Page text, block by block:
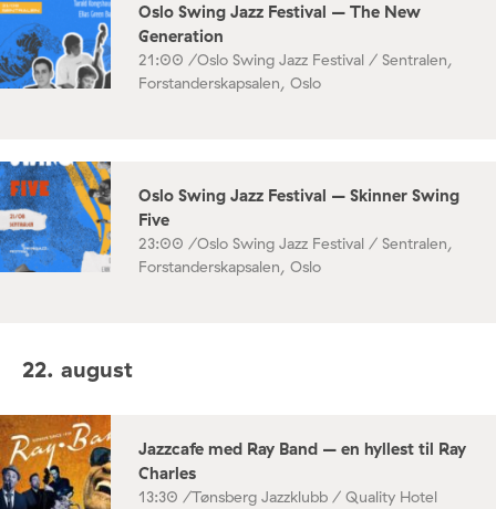
Oslo Swing Jazz Festival – The New
Generation
21:00 /Oslo Swing Jazz Festival / Sentralen,
Forstanderskapsalen, Oslo
Oslo Swing Jazz Festival – Skinner Swing
Five
23:00 /Oslo Swing Jazz Festival / Sentralen,
Forstanderskapsalen, Oslo
22. august
Jazzcafe med Ray Band – en hyllest til Ray
Charles
13:30 /Tønsberg Jazzklubb / Quality Hotel